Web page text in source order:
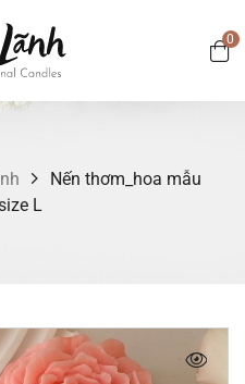
0
Nến thơm_hoa mẫu
L